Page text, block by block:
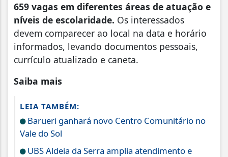
659 vagas em diferentes áreas de atuação e
níveis de escolaridade. Os interessados
devem comparecer ao local na data e horário
informados, levando documentos pessoais,
currículo atualizado e caneta.
Saiba mais
LEIA TAMBÉM:
Barueri ganhará novo Centro Comunitário no
Vale do Sol
UBS Aldeia da Serra amplia atendimento e